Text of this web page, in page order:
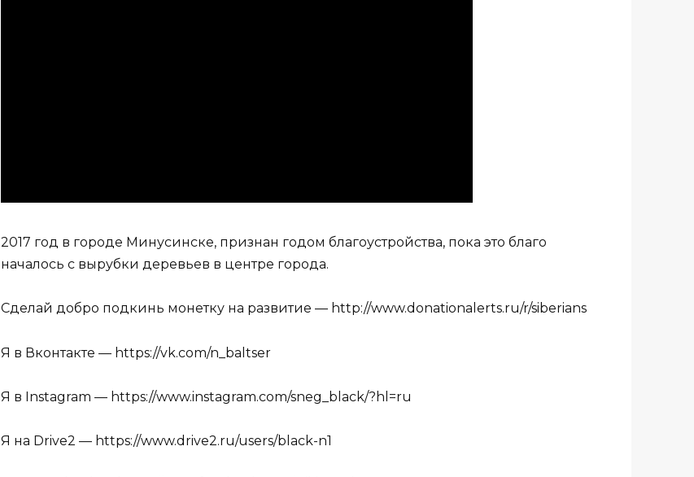
2017 год в городе Минусинске, признан годом благоустройства, пока это благо
началось с вырубки деревьев в центре города.
Сделай добро подкинь монетку на развитие — http://www.donationalerts.ru/r/siberians
Я в Вконтакте — https://vk.com/n_baltser
Я в Instagram — https://www.instagram.com/sneg_black/?hl=ru
Я на Drive2 — https://www.drive2.ru/users/black-n1